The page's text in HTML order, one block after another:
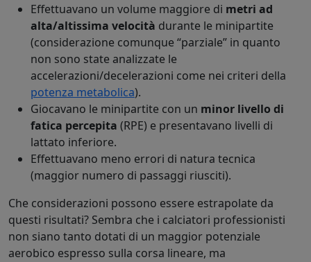
Effettuavano un volume maggiore di metri ad
alta/altissima velocità durante le minipartite
(considerazione comunque “parziale” in quanto
non sono state analizzate le
accelerazioni/decelerazioni come nei criteri della
potenza metabolica).
Giocavano le minipartite con un minor livello di
fatica percepita (RPE) e presentavano livelli di
lattato inferiore.
Effettuavano meno errori di natura tecnica
(maggior numero di passaggi riusciti).
Che considerazioni possono essere estrapolate da
questi risultati? Sembra che i calciatori professionisti
non siano tanto dotati di un maggior potenziale
aerobico espresso sulla corsa lineare, ma